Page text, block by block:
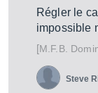
Régler le
impossible
[M.F.B.
Steve